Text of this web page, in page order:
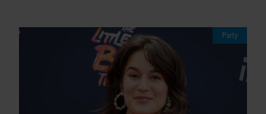
Party